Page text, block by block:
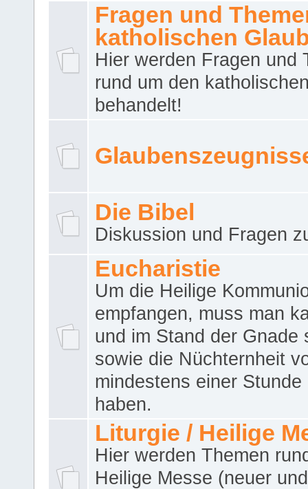
Fragen und
katholischen
Hier werden Fragen und
rund um den
behandelt!
Die Bibel
Diskussion und Fragen
Eucharistie
Um die Heilige
empfangen, muss man
und im Stand der Gnade
sowie die Nüchternheit
mindestens einer Stunde
haben.
Liturgie / Heilige
Hier werden Themen
Heilige Messe (neuer